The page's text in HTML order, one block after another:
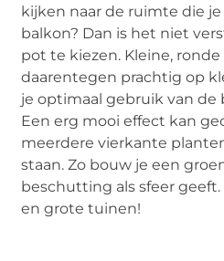
kijken naar de ruimte die
balkon? Dan is het niet
pot te kiezen. Kleine,
daarentegen ​​prachtig op
je optimaal gebruik van de
Een erg mooi effect kan
meerdere vierkante
staan. Zo bouw je een
beschutting als sfeer geeft.
en grote tuinen!